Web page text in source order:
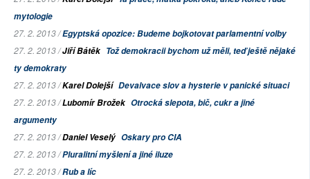
mytologie
27. 2. 2013 /Egyptská opozice: Budeme bojkotovat parlamentní volby
27. 2. 2013 /Jiří Bátěk Tož demokracii bychom už měli, teď ještě nějaké
ty demokraty
27. 2. 2013 /Karel Dolejší Devalvace slov a hysterie v panické situaci
27. 2. 2013 /Lubomír Brožek Otrocká slepota, bič, cukr a jiné
argumenty
27. 2. 2013 /Daniel Veselý Oskary pro CIA
27. 2. 2013 /Pluralitní myšlení a jiné iluze
27. 2. 2013 /Rub a líc